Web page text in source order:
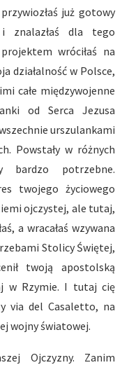
już gotowy
znalazłaś dla tego
wróciłaś na
działalność w Polsce,
całe międzywojenne
od Serca Jezusa
urszulankami
Powstały w różnych
bardzo potrzebne.
twojego życiowego
ojczystej, ale tutaj,
a wracałaś wzywana
Stolicy Świętej,
twoją apostolską
w Rzymie. I tutaj cię
via del Casaletto, na
wojny światowej.
Ojczyzny. Zanim